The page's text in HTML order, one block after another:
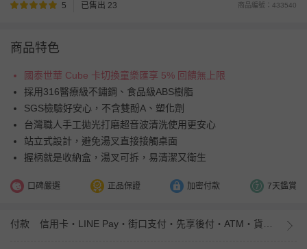
5 已售出 23 商品編號：433540
商品特色
國泰世華 Cube 卡切換童樂匯享 5% 回饋無上限
採用316醫療級不鏽鋼、食品級ABS樹脂
SGS檢驗好安心，不含雙酚A、塑化劑
台灣職人手工拋光打磨超音波清洗使用更安心
站立式設計，避免湯叉直接接觸桌面
握柄就是收納盒，湯叉可拆，易清潔又衛生
口碑嚴選 正品保證 加密付款 7天鑑賞
付款